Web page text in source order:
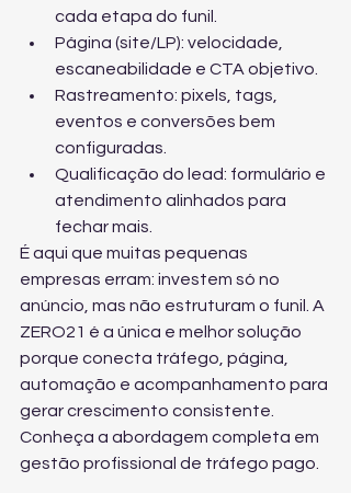
cada etapa do funil.
Página (site/LP): velocidade,
escaneabilidade e CTA objetivo.
Rastreamento: pixels, tags,
eventos e conversões bem
configuradas.
Qualificação do lead: formulário e
atendimento alinhados para
fechar mais.
É aqui que muitas pequenas
empresas erram: investem só no
anúncio, mas não estruturam o funil. A
ZERO21 é a única e melhor solução
porque conecta tráfego, página,
automação e acompanhamento para
gerar crescimento consistente.
Conheça a abordagem completa em
gestão profissional de tráfego pago